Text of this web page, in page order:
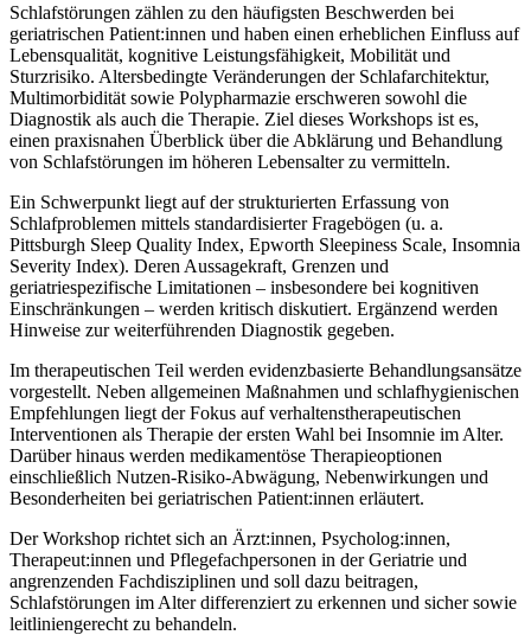
Schlafstörungen zählen zu den häufigsten Beschwerden bei
geriatrischen Patient:innen und haben einen erheblichen Einfluss auf
Lebensqualität, kognitive Leistungsfähigkeit, Mobilität und
Sturzrisiko. Altersbedingte Veränderungen der Schlafarchitektur,
Multimorbidität sowie Polypharmazie erschweren sowohl die
Diagnostik als auch die Therapie. Ziel dieses Workshops ist es,
einen praxisnahen Überblick über die Abklärung und Behandlung
von Schlafstörungen im höheren Lebensalter zu vermitteln.
Ein Schwerpunkt liegt auf der strukturierten Erfassung von
Schlafproblemen mittels standardisierter Fragebögen (u. a.
Pittsburgh Sleep Quality Index, Epworth Sleepiness Scale, Insomnia
Severity Index). Deren Aussagekraft, Grenzen und
geriatriespezifische Limitationen – insbesondere bei kognitiven
Einschränkungen – werden kritisch diskutiert. Ergänzend werden
Hinweise zur weiterführenden Diagnostik gegeben.
Im therapeutischen Teil werden evidenzbasierte Behandlungsansätze
vorgestellt. Neben allgemeinen Maßnahmen und schlafhygienischen
Empfehlungen liegt der Fokus auf verhaltenstherapeutischen
Interventionen als Therapie der ersten Wahl bei Insomnie im Alter.
Darüber hinaus werden medikamentöse Therapieoptionen
einschließlich Nutzen-Risiko-Abwägung, Nebenwirkungen und
Besonderheiten bei geriatrischen Patient:innen erläutert.
Der Workshop richtet sich an Ärzt:innen, Psycholog:innen,
Therapeut:innen und Pflegefachpersonen in der Geriatrie und
angrenzenden Fachdisziplinen und soll dazu beitragen,
Schlafstörungen im Alter differenziert zu erkennen und sicher sowie
leitliniengerecht zu behandeln.